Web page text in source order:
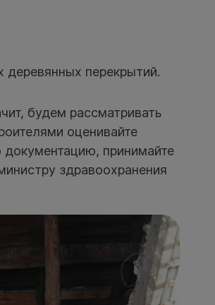
деревянных перекрытий.
будем рассматривать
оценивайте
принимайте
здравоохранения